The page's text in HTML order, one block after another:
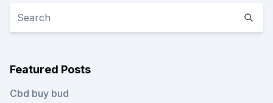
Featured Posts
Cbd buy bud